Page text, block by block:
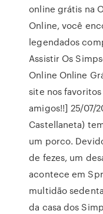
online grátis na
Online, você
legendados
Assistir Os
Online Online
site nos
amigos!!] 25/07/
Castellaneta)
um porco.
de fezes, um
acontece em
multidão
da casa dos